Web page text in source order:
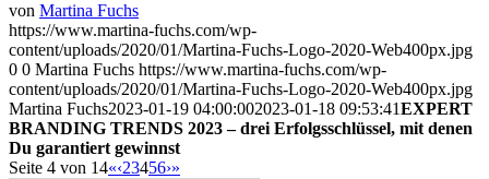
von Martina Fuchs
https://www.martina-fuchs.com/wp-
content/uploads/2020/01/Martina-Fuchs-Logo-2020-Web400px.jpg
0 0 Martina Fuchs https://www.martina-fuchs.com/wp-
content/uploads/2020/01/Martina-Fuchs-Logo-2020-Web400px.jpg
Martina Fuchs2023-01-19 04:00:002023-01-18 09:53:41EXPERT
BRANDING TRENDS 2023 – drei Erfolgsschlüssel, mit denen
Du garantiert gewinnst
Seite 4 von 14«‹23456›»